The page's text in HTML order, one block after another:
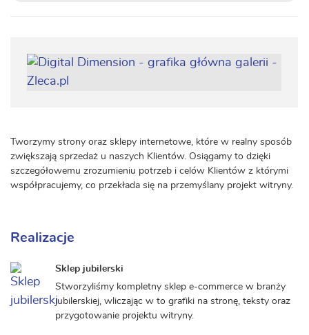
Tworzymy strony oraz sklepy internetowe, które w realny sposób
zwiększają sprzedaż u naszych Klientów. Osiągamy to dzięki
szczegółowemu zrozumieniu potrzeb i celów Klientów z którymi
współpracujemy, co przekłada się na przemyślany projekt witryny.
Realizacje
Sklep jubilerski
Stworzyliśmy kompletny sklep e-commerce w branży
jubilerskiej, wliczając w to grafiki na stronę, teksty oraz
przygotowanie projektu witryny.